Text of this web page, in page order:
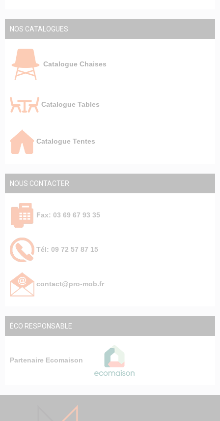
NOS CATALOGUES
Catalogue Chaises
Catalogue Tables
Catalogue Tentes
NOUS CONTACTER
Fax: 03 69 67 93 35
Tél: 09 72 57 87 15
contact@pro-mob.fr
ÉCO RESPONSABLE
Partenaire Ecomaison